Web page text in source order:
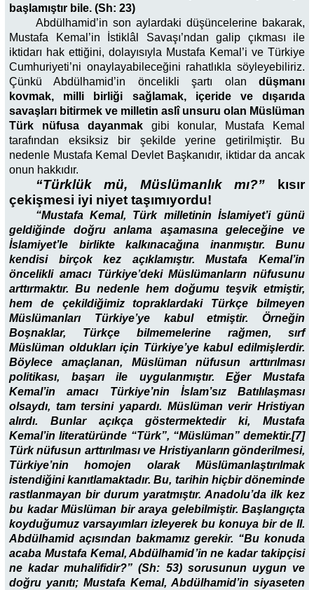
başlamıştır bile. (Sh: 23)
Abdülhamid’in son aylardaki düşüncelerine bakarak,
Mustafa Kemal’in İstiklâl Savaşı’ndan galip çıkması ile
iktidarı hak ettiğini, dolayısıyla Mustafa Kemal’i ve Türkiye
Cumhuriyeti’ni onaylayabileceğini rahatlıkla söyleyebiliriz.
Çünkü Abdülhamid’in öncelikli şartı olan düşmanı
kovmak, milli birliği sağlamak, içeride ve dışarıda
savaşları bitirmek ve milletin aslî unsuru olan Müslüman
Türk nüfusa dayanmakgibi konular, Mustafa Kemal
tarafından eksiksiz bir şekilde yerine getirilmiştir. Bu
nedenle Mustafa Kemal Devlet Başkanıdır, iktidar da ancak
onun hakkıdır.
“Türklük mü, Müslümanlık mı?”
kısır
çekişmesi iyi niyet taşımıyordu!
“Mustafa Kemal, Türk milletinin İslamiyet’i günü
geldiğinde doğru anlama aşamasına geleceğine ve
İslamiyet’le birlikte kalkınacağına inanmıştır. Bunu
kendisi birçok kez açıklamıştır. Mustafa Kemal’in
öncelikli amacı Türkiye’deki Müslümanların nüfusunu
arttırmaktır. Bu nedenle hem doğumu teşvik etmiştir,
hem de çekildiğimiz topraklardaki Türkçe bilmeyen
Müslümanları Türkiye’ye kabul etmiştir. Örneğin
Boşnaklar, Türkçe bilmemelerine rağmen, sırf
Müslüman oldukları için Türkiye’ye kabul edilmişlerdir.
Böylece amaçlanan, Müslüman nüfusun arttırılması
politikası, başarı ile uygulanmıştır. Eğer Mustafa
Kemal’in amacı Türkiye’nin İslam’sız Batılılaşması
olsaydı, tam tersini yapardı. Müslüman verir Hristiyan
alırdı. Bunlar açıkça göstermektedir ki, Mustafa
Kemal’in literatüründe “Türk”, “Müslüman” demektir.[7]
Türk nüfusun arttırılması ve Hristiyanların gönderilmesi,
Türkiye’nin homojen olarak Müslümanlaştırılmak
istendiğini kanıtlamaktadır. Bu, tarihin hiçbir döneminde
rastlanmayan bir durum yaratmıştır. Anadolu’da ilk kez
bu kadar Müslüman bir araya gelebilmiştir. Başlangıçta
koyduğumuz varsayımları izleyerek bu konuya bir de II.
Abdülhamid açısından bakmamız gerekir. “Bu konuda
acaba Mustafa Kemal, Abdülhamid’in ne kadar takipçisi
ne kadar muhalifidir?” (Sh: 53) sorusunun uygun ve
doğru yanıtı; Mustafa Kemal, Abdülhamid’in siyaseten